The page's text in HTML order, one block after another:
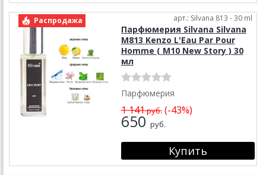
Распродажа арт.: Silvana 813 - 30 ml
Парфюмерия Silvana Silvana
M813 Kenzo L'Eau Par Pour
Homme ( М10 New Story ) 30
мл
Парфюмерия
1 141руб.(-43%)
650 руб.